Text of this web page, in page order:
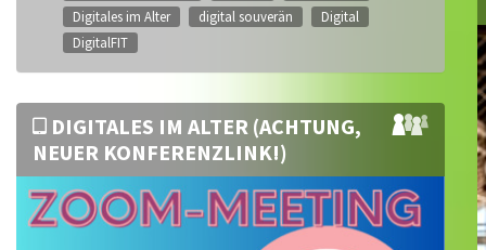
Digitales im Alter
digital souverän
Digital
DigitalFIT
DIGITALES IM ALTER (ACHTUNG,
NEUER KONFERENZLINK!)